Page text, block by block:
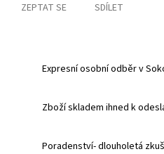
ZEPTAT SE SDÍLET
Expresní osobní odběr v
Zboží skladem ihned k
Poradenství- dlouholetá